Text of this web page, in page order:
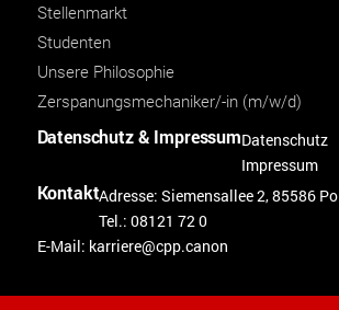
Stellenmarkt
Studenten
Unsere Philosophie
Zerspanungsmechaniker/-in (m/w/d)
Datenschutz & ImpressumDatenschutz
Impressum
KontaktAdresse: Siemensallee 2, 85586
Tel.: 08121 72 0
E-Mail: karriere@cpp.canon